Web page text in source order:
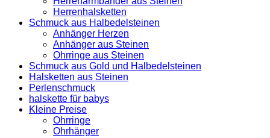
Herrenhalsketten
Schmuck aus Halbedelsteinen
Anhänger Herzen
Anhänger aus Steinen
Ohrringe aus Steinen
Schmuck aus Gold und Halbedelsteinen
Halsketten aus Steinen
Perlenschmuck
halskette für babys
Kleine Preise
Ohrringe
Ohrhänger